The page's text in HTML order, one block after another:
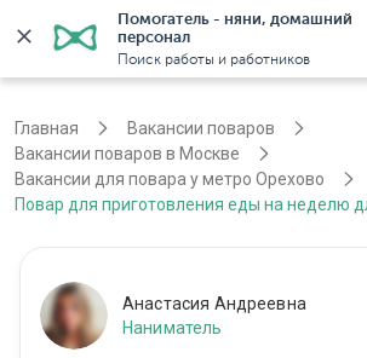
Помогатель - няни, домашний
персонал
Поиск работы и работников
Главная
Вакансии поваров
Вакансии поваров в Москве
Вакансии для повара у метро Орехово
Повар для приготовления еды на неделю
Анастасия Андреевна
Наниматель